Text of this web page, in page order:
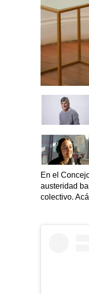
En el
austeridad
colectivo.